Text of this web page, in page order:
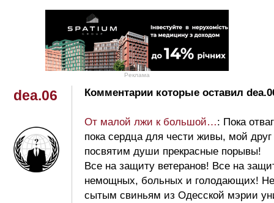
Реклама
dea.06 Комментарии которые оставил
От малой лжи к большой…: Пока
пока сердца для чести живы, мой
посвятим души прекрасные порывы!
Все на защиту ветеранов! Все на
немощных, больных и голодающих!
сытым свиньям из Одесской мэрии